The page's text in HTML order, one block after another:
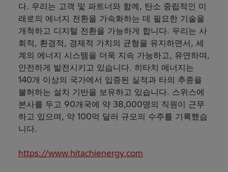
다. 우리는 고객 및 파트너와 함께, 탄소 중립적인 미
래로의 에너지 전환을 가속화하는 데 필요한 기술을
개척하고 디지털 전환을 가능하게 합니다. 우리는 사
회적, 환경적, 경제적 가치의 균형을 유지하면서, 세
계의 에너지 시스템을 더욱 지속 가능하고, 유연하며,
안전하게 발전시키고 있습니다. 히타치 에너지는
140개 이상의 국가에서 입증된 실적과 타의 추종을
불허하는 설치 기반을 보유하고 있습니다. 스위스에
본사를 두고 90개국에 약 38,000명의 직원이 근무
하고 있으며, 약 100억 달러 규모의 수주를 기록했습
니다.
https://www.hitachienergy.com